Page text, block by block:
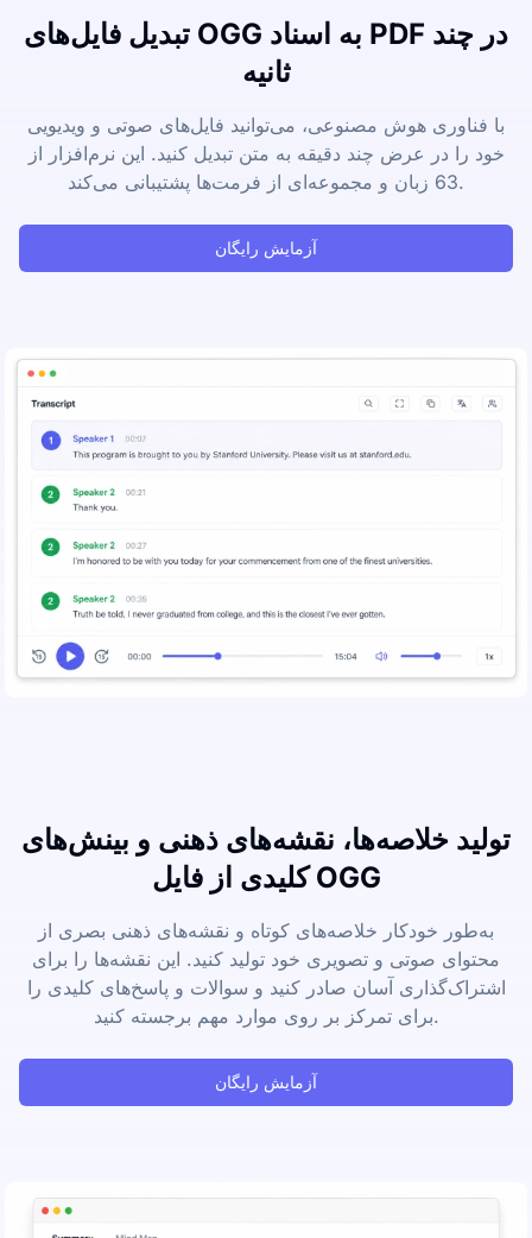
تبدیل فایل‌های OGG به اسناد PDF در چند
ثانیه
با فناوری هوش مصنوعی، می‌توانید فایل‌های صوتی و ویدیویی
خود را در عرض چند دقیقه به متن تبدیل کنید. این نرم‌افزار از
63 زبان و مجموعه‌ای از فرمت‌ها پشتیبانی می‌کند.
آزمایش رایگان
تولید خلاصه‌ها، نقشه‌های ذهنی و بینش‌های
کلیدی از فایل OGG
به‌طور خودکار خلاصه‌های کوتاه و نقشه‌های ذهنی بصری از
محتوای صوتی و تصویری خود تولید کنید. این نقشه‌ها را برای
اشتراک‌گذاری آسان صادر کنید و سوالات و پاسخ‌های کلیدی را
برای تمرکز بر روی موارد مهم برجسته کنید.
آزمایش رایگان